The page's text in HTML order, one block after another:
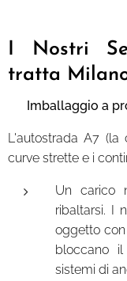
I Nostri
tratta
📦 Imballaggio a
L'autostrada A7
curve strette e i
Un carico
ribaltarsi. I
oggetto
bloccano
sistemi di